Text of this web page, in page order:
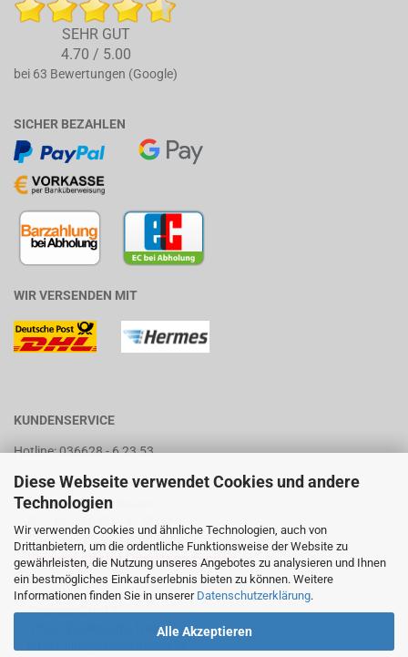
Diese Webseite verwendet Cookies und andere
Technologien
Wir verwenden Cookies und ähnliche Technologien, auch von
Drittanbietern, um die ordentliche Funktionsweise der Website zu
gewährleisten, die Nutzung unseres Angebotes zu analysieren und Ihnen
ein bestmögliches Einkaufserlebnis bieten zu können. Weitere
Informationen finden Sie in unserer Datenschutzerklärung.
Alle Akzeptieren
SEHR GUT
4.70 / 5.00
bei 63 Bewertungen (Google)
SICHER BEZAHLEN
WIR VERSENDEN MIT
KUNDENSERVICE
Hotline: 036628 - 6 23 53
Öffnungszeiten:
Montags geschlossen
Sa. 09:00 - 12:00 Uhr
Versand erfolgt Dienstag - Freitag.
Anschrift:
Triebeser Str. 17
07937 Zeulenroda-Triebes